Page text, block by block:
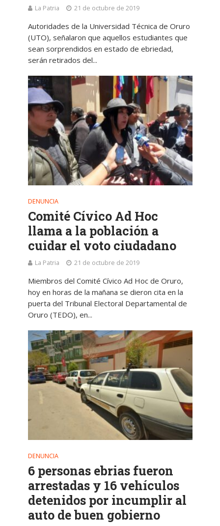
La Patria 21 de octubre de 2019
Autoridades de la Universidad Técnica de Oruro
(UTO), señalaron que aquellos estudiantes que
sean sorprendidos en estado de ebriedad,
serán retirados del...
DENUNCIA
Comité Cívico Ad Hoc
llama a la población a
cuidar el voto ciudadano
La Patria 21 de octubre de 2019
Miembros del Comité Cívico Ad Hoc de Oruro,
hoy en horas de la mañana se dieron cita en la
puerta del Tribunal Electoral Departamental de
Oruro (TEDO), en...
DENUNCIA
6 personas ebrias fueron
arrestadas y 16 vehículos
detenidos por incumplir al
auto de buen gobierno